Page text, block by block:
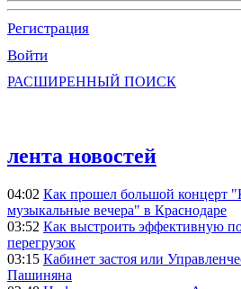
Регистрация
Войти
РАСШИРЕННЫЙ ПОИСК
лента новостей
04:02 Как прошел большой концерт
музыкальные вечера" в Краснодаре
03:52 Как выстроить эффективную
перегрузок
03:15 Кабинет застоя или
Пашиняна